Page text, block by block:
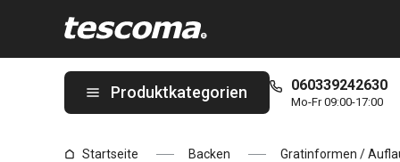
Produktkategorien 060339242630
Mo-Fr 09:00-17:00
Startseite Backen Gratinformen /